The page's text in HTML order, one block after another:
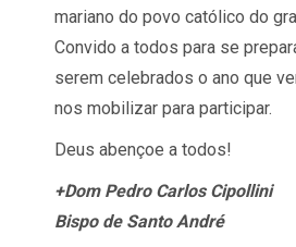
mariano do povo católico do
Convido a todos para se
serem celebrados o ano que
nos mobilizar para participar.
Deus abençoe a todos!
+Dom Pedro Carlos Cipollini
Bispo de Santo André